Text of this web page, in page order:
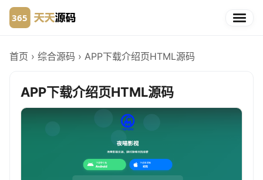
首页 › 综合源码 › APP下载介绍页HTML源码
APP下载介绍页HTML源码